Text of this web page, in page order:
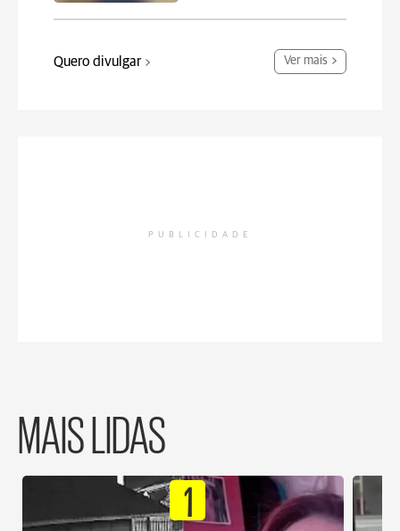
Quero divulgar Ver mais
PUBLICIDADE
MAIS LIDAS
1